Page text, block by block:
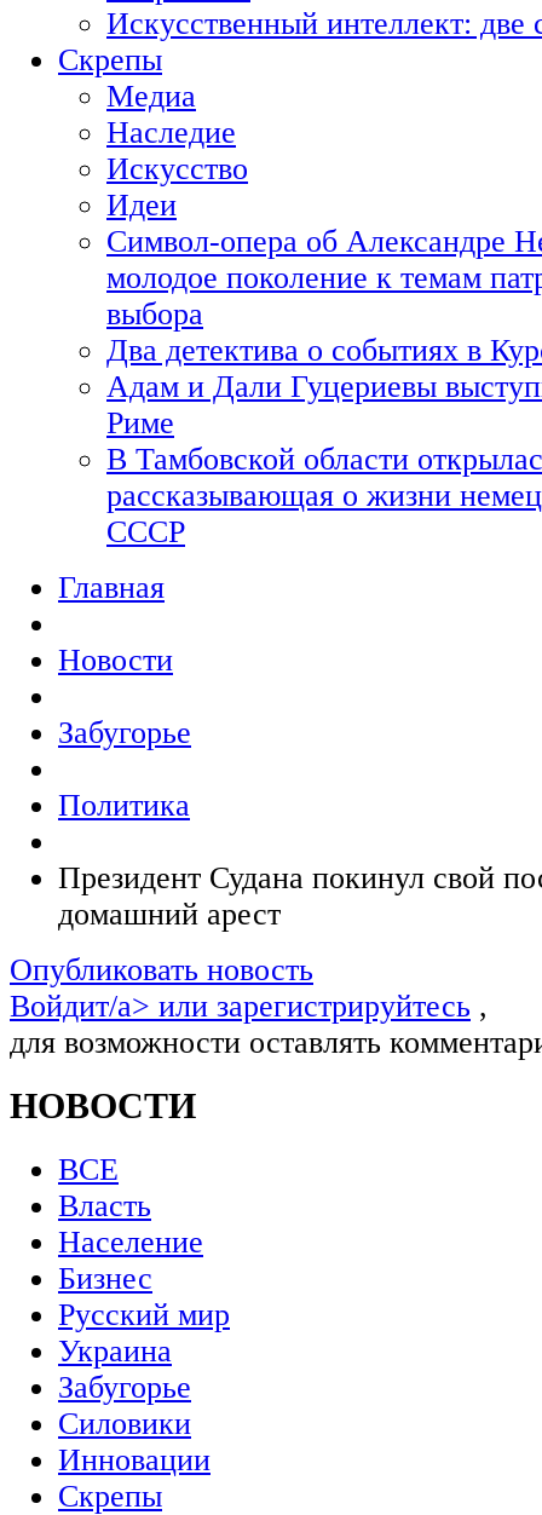
Искусственный интеллект:
Скрепы
Медиа
Наследие
Искусство
Идеи
Символ-опера об Александре
молодое поколение к темам
выбора
Два детектива о событиях в
Адам и Дали Гуцериевы
Риме
В Тамбовской области
рассказывающая о жизни
СССР
Главная
Новости
Забугорье
Политика
Президент Судана покинул свой
домашний арест
Опубликовать новость
Войдит/a> или зарегистрируйтесь ,
для возможности оставлять
НОВОСТИ
ВСЕ
Власть
Население
Бизнес
Русский мир
Украина
Забугорье
Силовики
Инновации
Скрепы